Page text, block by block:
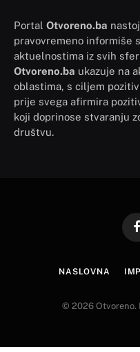
Portal Otvoreno.ba
pravovremeno informiše
aktuelnostima iz svih
Otvoreno.ba ukazuje na
oblastima, s ciljem
prije svega afirmira
koji doprinose stvaranju
društvu.
NASLOVNA
© 2026 Otvoreno.